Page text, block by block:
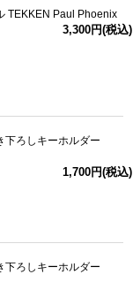
TEKKEN Paul Phoenix
3,300円(税込)
下ろしキーホルダー
1,700円(税込)
下ろしキーホルダー